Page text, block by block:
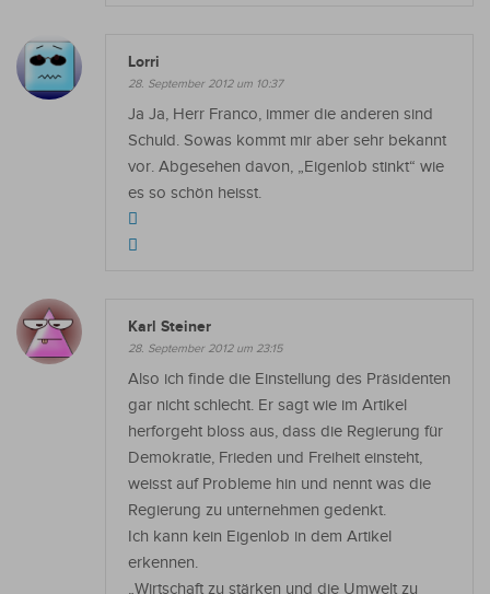
Lorri
28. September 2012 um 10:37
Ja Ja, Herr Franco, immer die anderen sind
Schuld. Sowas kommt mir aber sehr bekannt
vor. Abgesehen davon, „Eigenlob stinkt“ wie
es so schön heisst.
Karl Steiner
28. September 2012 um 23:15
Also ich finde die Einstellung des Präsidenten
gar nicht schlecht. Er sagt wie im Artikel
herforgeht bloss aus, dass die Regierung für
Demokratie, Frieden und Freiheit einsteht,
weisst auf Probleme hin und nennt was die
Regierung zu unternehmen gedenkt.
Ich kann kein Eigenlob in dem Artikel
erkennen.
„Wirtschaft zu stärken und die Umwelt zu